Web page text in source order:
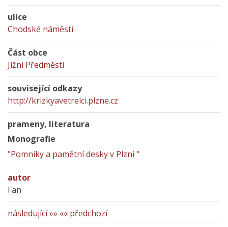
ulice
Chodské náměstí
Část obce
Jižní Předměstí
související odkazy
http://krizkyavetrelci.plzne.cz
prameny, literatura
Monografie
"Pomníky a pamětní desky v Plzni "
autor
Fan
následující »» «« předchozí